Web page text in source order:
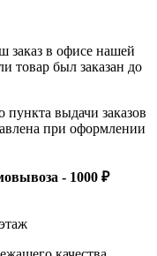
заказ в офисе нашей
товар был заказан до
пункта выдачи заказов
при оформлении
- 1000 ₽